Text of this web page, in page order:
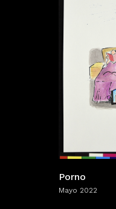
Porno
Mayo 2022